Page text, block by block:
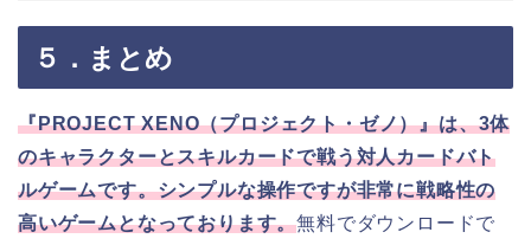
５．まとめ
『PROJECT XENO（プロジェクト・ゼノ）』は、3体
のキャラクターとスキルカードで戦う対人カードバト
ルゲームです。シンプルな操作ですが非常に戦略性の
高いゲームとなっております。無料でダウンロードで